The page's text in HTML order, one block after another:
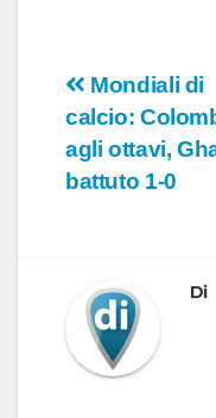
articoli
Mondiali di
calcio:
agli ottavi,
battuto 1-0
Di